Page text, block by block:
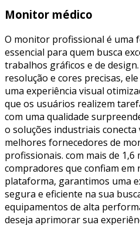
Monitor médico
O monitor profissional é uma
essencial para quem busca
trabalhos gráficos e de
resolução e cores precisas,
uma experiência visual
que os usuários realizem
com uma qualidade
o soluções industriais conecta
melhores fornecedores de
profissionais. com mais de 1,6
compradores que confiam em
plataforma, garantimos uma
segura e eficiente na sua
equipamentos de alta
deseja aprimorar sua